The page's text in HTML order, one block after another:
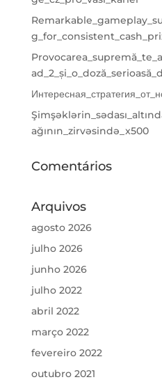
ağının_zirvəsində_x500
Comentários
Arquivos
agosto 2026
julho 2026
junho 2026
julho 2022
abril 2022
março 2022
fevereiro 2022
outubro 2021